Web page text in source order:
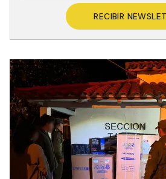
RECIBIR